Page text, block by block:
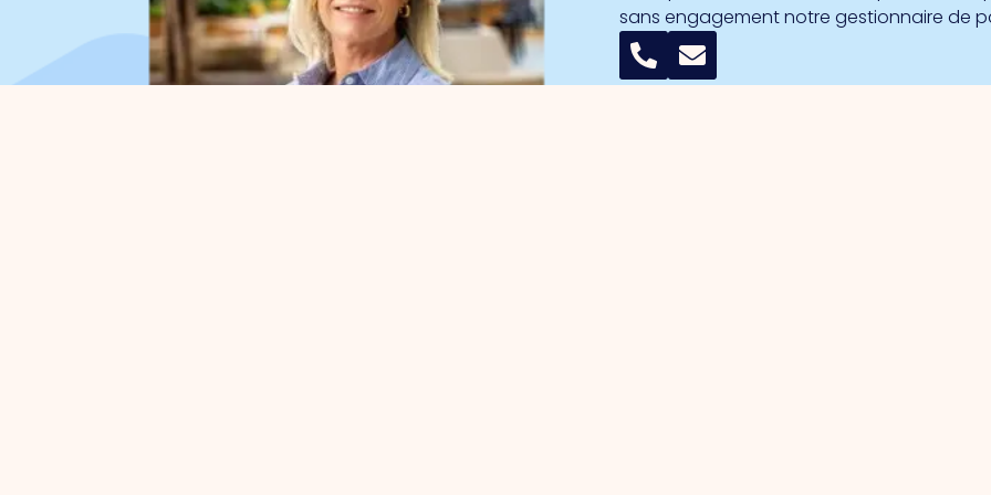
sans engagement notre gestionnaire de